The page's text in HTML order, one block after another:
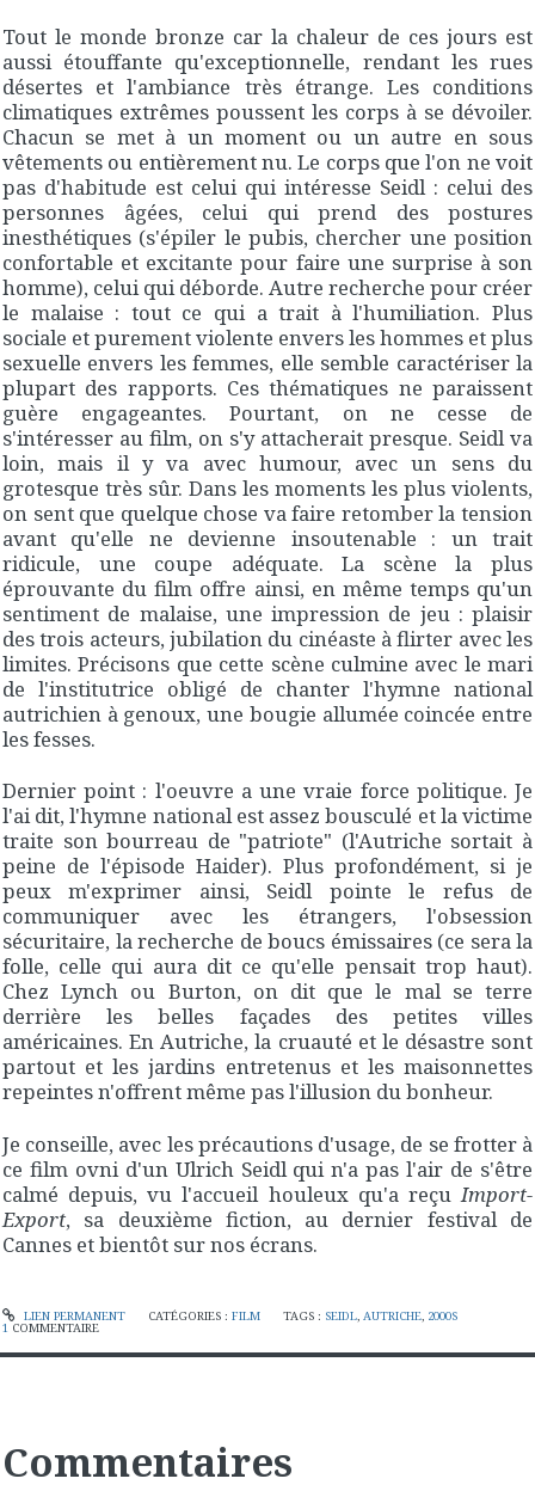
Tout le monde bronze car la chaleur de ces jours est
aussi étouffante qu'exceptionnelle, rendant les rues
désertes et l'ambiance très étrange. Les conditions
climatiques extrêmes poussent les corps à se dévoiler.
Chacun se met à un moment ou un autre en sous
vêtements ou entièrement nu. Le corps que l'on ne voit
pas d'habitude est celui qui intéresse Seidl : celui des
personnes âgées, celui qui prend des postures
inesthétiques (s'épiler le pubis, chercher une position
confortable et excitante pour faire une surprise à son
homme), celui qui déborde. Autre recherche pour créer
le malaise : tout ce qui a trait à l'humiliation. Plus
sociale et purement violente envers les hommes et plus
sexuelle envers les femmes, elle semble caractériser la
plupart des rapports. Ces thématiques ne paraissent
guère engageantes. Pourtant, on ne cesse de
s'intéresser au film, on s'y attacherait presque. Seidl va
loin, mais il y va avec humour, avec un sens du
grotesque très sûr. Dans les moments les plus violents,
on sent que quelque chose va faire retomber la tension
avant qu'elle ne devienne insoutenable : un trait
ridicule, une coupe adéquate. La scène la plus
éprouvante du film offre ainsi, en même temps qu'un
sentiment de malaise, une impression de jeu : plaisir
des trois acteurs, jubilation du cinéaste à flirter avec les
limites. Précisons que cette scène culmine avec le mari
de l'institutrice obligé de chanter l'hymne national
autrichien à genoux, une bougie allumée coincée entre
les fesses.
Dernier point : l'oeuvre a une vraie force politique. Je
l'ai dit, l'hymne national est assez bousculé et la victime
traite son bourreau de "patriote" (l'Autriche sortait à
peine de l'épisode Haider). Plus profondément, si je
peux m'exprimer ainsi, Seidl pointe le refus de
communiquer avec les étrangers, l'obsession
sécuritaire, la recherche de boucs émissaires (ce sera la
folle, celle qui aura dit ce qu'elle pensait trop haut).
Chez Lynch ou Burton, on dit que le mal se terre
derrière les belles façades des petites villes
américaines. En Autriche, la cruauté et le désastre sont
partout et les jardins entretenus et les maisonnettes
repeintes n'offrent même pas l'illusion du bonheur.
Je conseille, avec les précautions d'usage, de se frotter à
ce film ovni d'un Ulrich Seidl qui n'a pas l'air de s'être
calmé depuis, vu l'accueil houleux qu'a reçuImport-
Export, sa deuxième fiction, au dernier festival de
Cannes et bientôt sur nos écrans.
LIEN PERMANENT CATÉGORIES : FILM TAGS : SEIDL,AUTRICHE, 2000S
1 COMMENTAIRE
Commentaires